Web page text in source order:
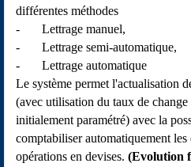
différentes méthodes
- Lettrage manuel,
- Lettrage semi-automatique,
- Lettrage automatique
Le système permet l'actualisation
(avec utilisation du taux de change
initialement paramétré) avec la
comptabiliser automatiquement les
opérations en devises. (Evolution